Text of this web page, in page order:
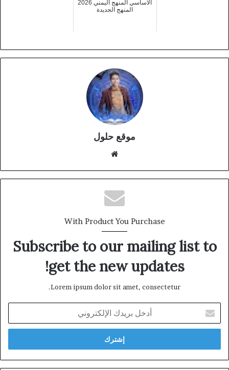
الاساسي المنهج اليمني 2026
المنهج الجديدة
موقع حلول
With Product You Purchase
Subscribe to our mailing list to
get the new updates!
Lorem ipsum dolor sit amet, consectetur.
بريدك
الإلكتروني